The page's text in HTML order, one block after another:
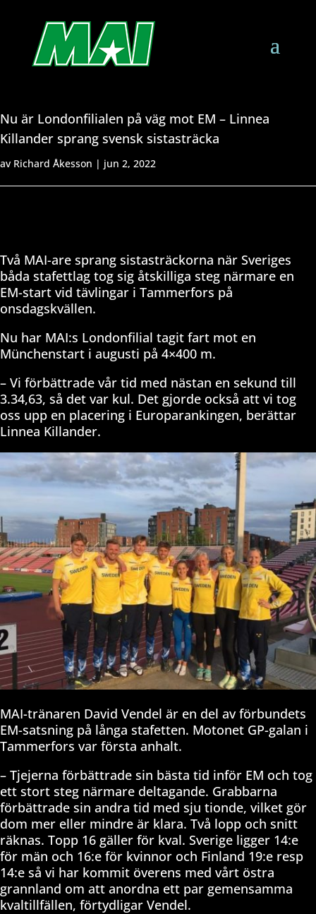
Nu är Londonfilialen på väg mot EM – Linnea
Killander sprang svensk sistasträcka
av Richard Åkesson | jun 2, 2022
Två MAI-are sprang sistasträckorna när Sveriges
båda stafettlag tog sig åtskilliga steg närmare en
EM-start vid tävlingar i Tammerfors på
onsdagskvällen.
Nu har MAI:s Londonfilial tagit fart mot en
Münchenstart i augusti på 4×400 m.
– Vi förbättrade vår tid med nästan en sekund till
3.34,63, så det var kul. Det gjorde också att vi tog
oss upp en placering i Europarankingen, berättar
Linnea Killander.
MAI-tränaren David Vendel är en del av förbundets
EM-satsning på långa stafetten. Motonet GP-galan i
Tammerfors var första anhalt.
– Tjejerna förbättrade sin bästa tid inför EM och tog
ett stort steg närmare deltagande. Grabbarna
förbättrade sin andra tid med sju tionde, vilket gör
dom mer eller mindre är klara. Två lopp och snitt
räknas. Topp 16 gäller för kval. Sverige ligger 14:e
för män och 16:e för kvinnor och Finland 19:e resp
14:e så vi har kommit överens med vårt östra
grannland om att anordna ett par gemensamma
kvaltillfällen, förtydligar Vendel.